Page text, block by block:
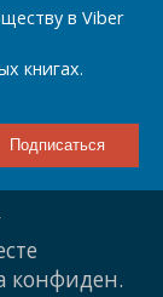
в Viber
книгах.
конфиден.